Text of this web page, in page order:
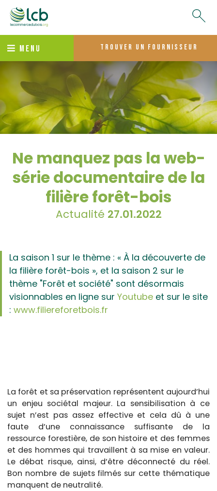
MENU trouver un fournisseur
Ne manquez pas la web-
série documentaire de la
filière forêt-bois
Actualité 27.01.2022
La saison 1 sur le thème : « À la découverte de
la filière forêt-bois », et la saison 2 sur le
thème "Forêt et société" sont désormais
visionnables en ligne sur Youtube et sur le site
: www.filiereforetbois.fr
La forêt et sa préservation représentent aujourd’hui
un enjeu sociétal majeur. La sensibilisation à ce
sujet n’est pas assez effective et cela dû à une
faute d’une connaissance suffisante de la
ressource forestière, de son histoire et des femmes
et des hommes qui travaillent à sa mise en valeur.
Le débat risque, ainsi, d’être déconnecté du réel.
Bon nombre de sujets filmés sur cette thématique
manquent de neutralité.